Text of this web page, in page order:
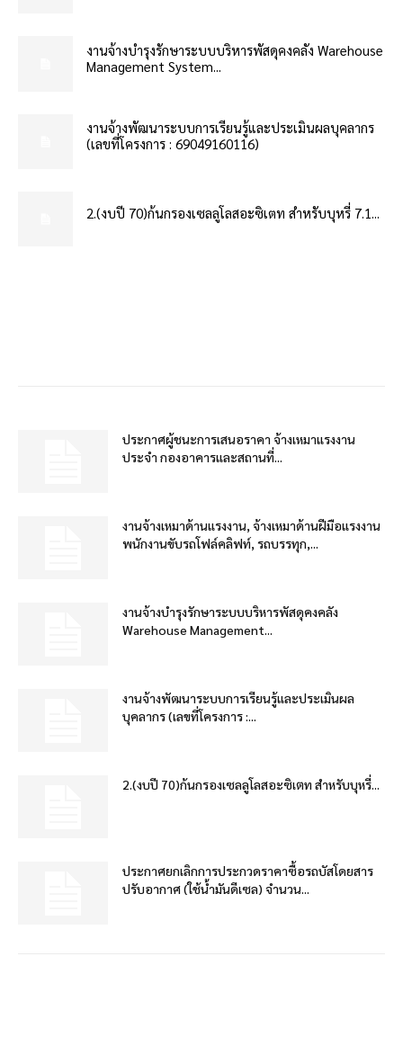
งานจ้างบำรุงรักษาระบบบริหารพัสดุคงคลัง Warehouse
Management System...
งานจ้างพัฒนาระบบการเรียนรู้และประเมินผลบุคลากร
(เลขที่โครงการ : 69049160116)
2.(งบปี 70)ก้นกรองเซลลูโลสอะซิเตท สำหรับบุหรี่ 7.1...
ประกาศผู้ชนะการเสนอราคา จ้างเหมาแรงงาน
ประจำ กองอาคารและสถานที่...
งานจ้างเหมาด้านแรงงาน, จ้างเหมาด้านฝีมือแรงงาน
พนักงานขับรถโฟล์คลิฟท์, รถบรรทุก,...
งานจ้างบำรุงรักษาระบบบริหารพัสดุคงคลัง
Warehouse Management...
งานจ้างพัฒนาระบบการเรียนรู้และประเมินผล
บุคลากร (เลขที่โครงการ :...
2.(งบปี 70)ก้นกรองเซลลูโลสอะซิเตท สำหรับบุหรี่...
ประกาศยกเลิกการประกวดราคาซื้อรถบัสโดยสาร
ปรับอากาศ (ใช้น้ำมันดีเซล) จำนวน...